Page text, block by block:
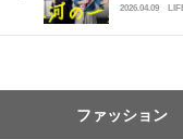
2026.04.09
ファッション